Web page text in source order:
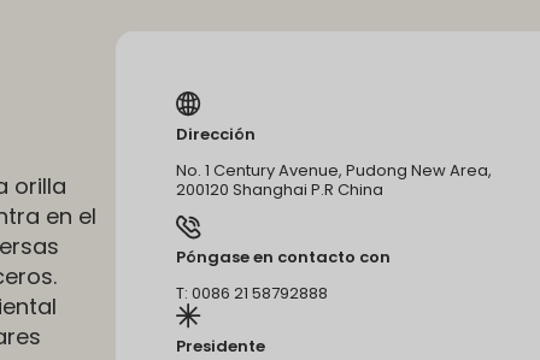
orilla
en el
Dirección
No. 1 Century Avenue, Pudong New Area,
200120 Shanghai P.R China
Póngase en contacto con
T: 0086 21 58792888
Presidente